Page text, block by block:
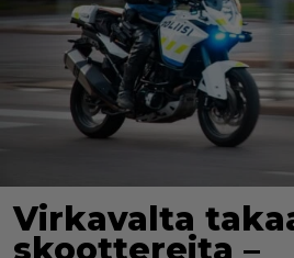
Virkavalta
skoottereita –